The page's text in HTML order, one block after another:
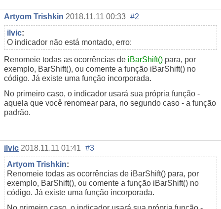
Artyom Trishkin 2018.11.11 00:33 #2
ilvic:
O indicador não está montado, erro:
Renomeie todas as ocorrências de iBarShift() para, por
exemplo, BarShift(), ou comente a função iBarShift() no
código. Já existe uma função incorporada.
No primeiro caso, o indicador usará sua própria função -
aquela que você renomear para, no segundo caso - a função
padrão.
ilvic 2018.11.11 01:41 #3
Artyom Trishkin:
Renomeie todas as ocorrências de iBarShift() para, por
exemplo, BarShift(), ou comente a função iBarShift() no
código. Já existe uma função incorporada.